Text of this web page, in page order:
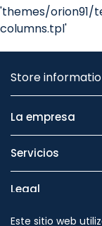
'themes/
columns.tpl'
Store
La empresa
Servicios
Legal
Este sitio web